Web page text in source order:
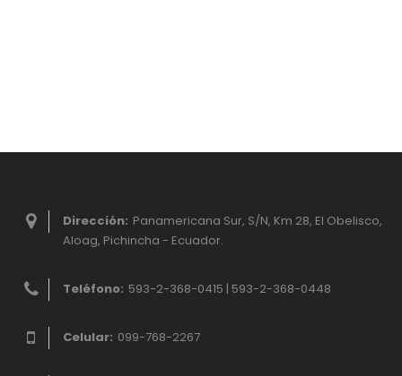
Dirección: Panamericana Sur, S/N, Km 28, El Obelisco,
Aloag, Pichincha - Ecuador.
Teléfono: 593-2-368-0415 | 593-2-368-0448
Celular: 099-768-2267